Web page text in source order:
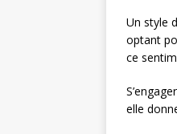
Un style
optant
ce
elle